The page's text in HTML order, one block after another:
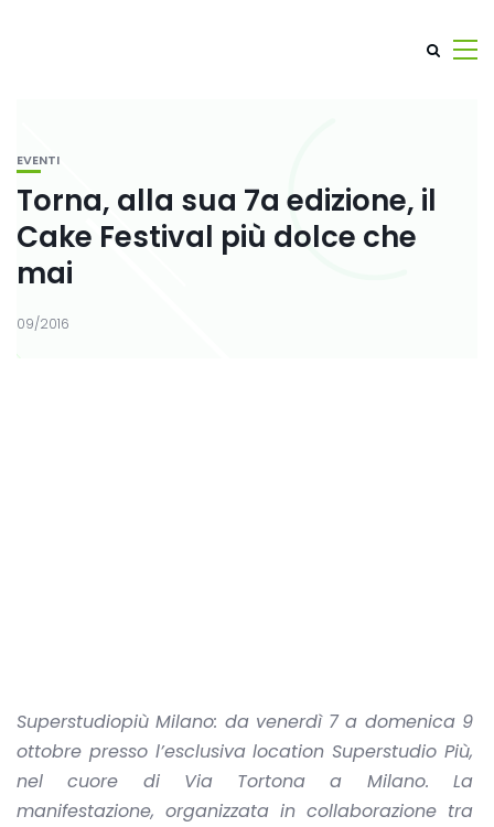
EVENTI
Torna, alla sua 7a edizione, il
Cake Festival più dolce che
mai
09/2016
Superstudiopiù Milano: da venerdì 7 a domenica 9
ottobre presso l’esclusiva location Superstudio Più,
nel cuore di Via Tortona a Milano. La
manifestazione, organizzata in collaborazione tra